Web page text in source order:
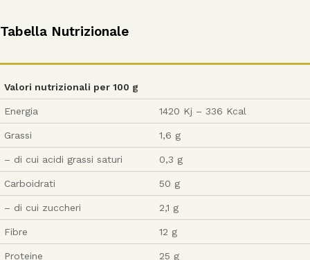
Tabella Nutrizionale
Valori nutrizionali per 100 g
Energia 1420 Kj – 336 Kcal
Grassi 1,6 g
– di cui acidi grassi saturi 0,3 g
Carboidrati 50 g
– di cui zuccheri 2,1 g
Fibre 12 g
Proteine 25 g